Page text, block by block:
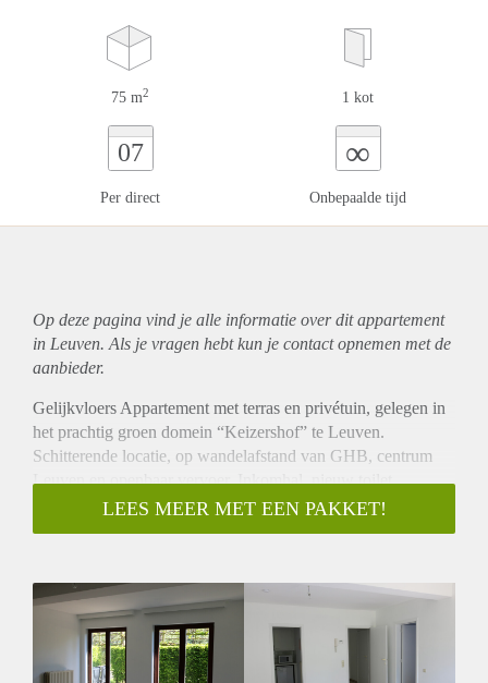
75 m2 1 kot
07
Per direct
∞
Onbepaalde tijd
Op deze pagina vind je alle informatie over ditappartement
in Leuven. Als je vragen hebt kun je contact opnemen met de
aanbieder.
Gelijkvloers Appartement met terras en privétuin, gelegen in
het prachtig groen domein “Keizershof” te Leuven.
Schitterende locatie, op wandelafstand van GHB, centrum
Leuven en openbaar vervoer. Inkomhal, nieuw toilet,
woonkot met zicht op terras/tuin, ingerichte keuken, ijskast-
oven-kookplaat-dampkap - dubbele spoelbak), 1 slaapkot,
berging, gesloten autobox in ondergrondse parking.
Nieuw sanitair in juni 2018, het appartement is volledig
herschilderd.
Condensatieketel van 2016 Aparte meters voor gas,
LEES MEER MET EEN PAKKET!